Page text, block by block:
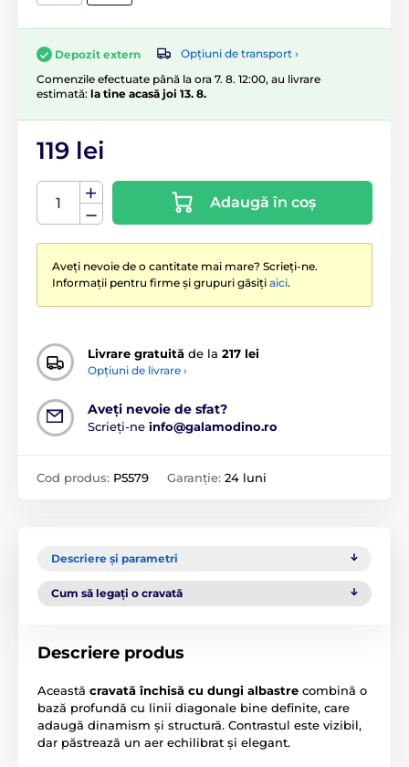
Depozit extern
Opțiuni de transport ›
Comenzile efectuate până la ora 7. 8. 12:00, au livrare
estimată: la tine acasă joi 13. 8.
119 lei
Adaugă în coș
Aveți nevoie de o cantitate mai mare? Scrieți-ne.
Informații pentru firme și grupuri găsiți aici.
Livrare gratuită de la 217 lei
Opțiuni de livrare ›
Aveți nevoie de sfat?
Scrieți-ne info@galamodino.ro
Cod produs: P5579 Garanție: 24 luni
Descriere și parametri
Cum să legați o cravată
Descriere produs
Această cravată închisă cu dungi albastre combină o
bază profundă cu linii diagonale bine definite, care
adaugă dinamism și structură. Contrastul este vizibil,
dar păstrează un aer echilibrat și elegant.